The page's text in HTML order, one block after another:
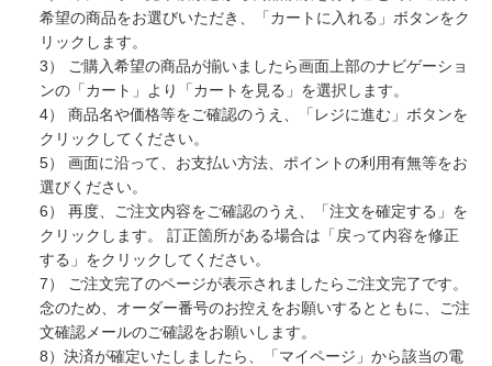
希望の商品をお選びいただき、「カートに入れる」ボタンをク
リックします。
3） ご購入希望の商品が揃いましたら画面上部のナビゲーショ
ンの「カート」より「カートを見る」を選択します。
4） 商品名や価格等をご確認のうえ、「レジに進む」ボタンを
クリックしてください。
5） 画面に沿って、お支払い方法、ポイントの利用有無等をお
選びください。
6） 再度、ご注文内容をご確認のうえ、「注文を確定する」を
クリックします。 訂正箇所がある場合は「戻って内容を修正
する」をクリックしてください。
7） ご注文完了のページが表示されましたらご注文完了です。
念のため、オーダー番号のお控えをお願いするとともに、ご注
文確認メールのご確認をお願いします。
8）決済が確定いたしましたら、「マイページ」から該当の電